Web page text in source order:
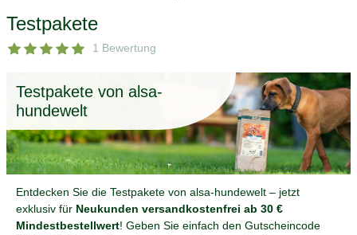
Testpakete
1 Bewertung
Testpakete von alsa-
hundewelt
Entdecken Sie die Testpakete von alsa-hundewelt – jetzt
exklusiv für Neukunden versandkostenfrei ab 30 €
Mindestbestellwert! Geben Sie einfach den Gutscheincode